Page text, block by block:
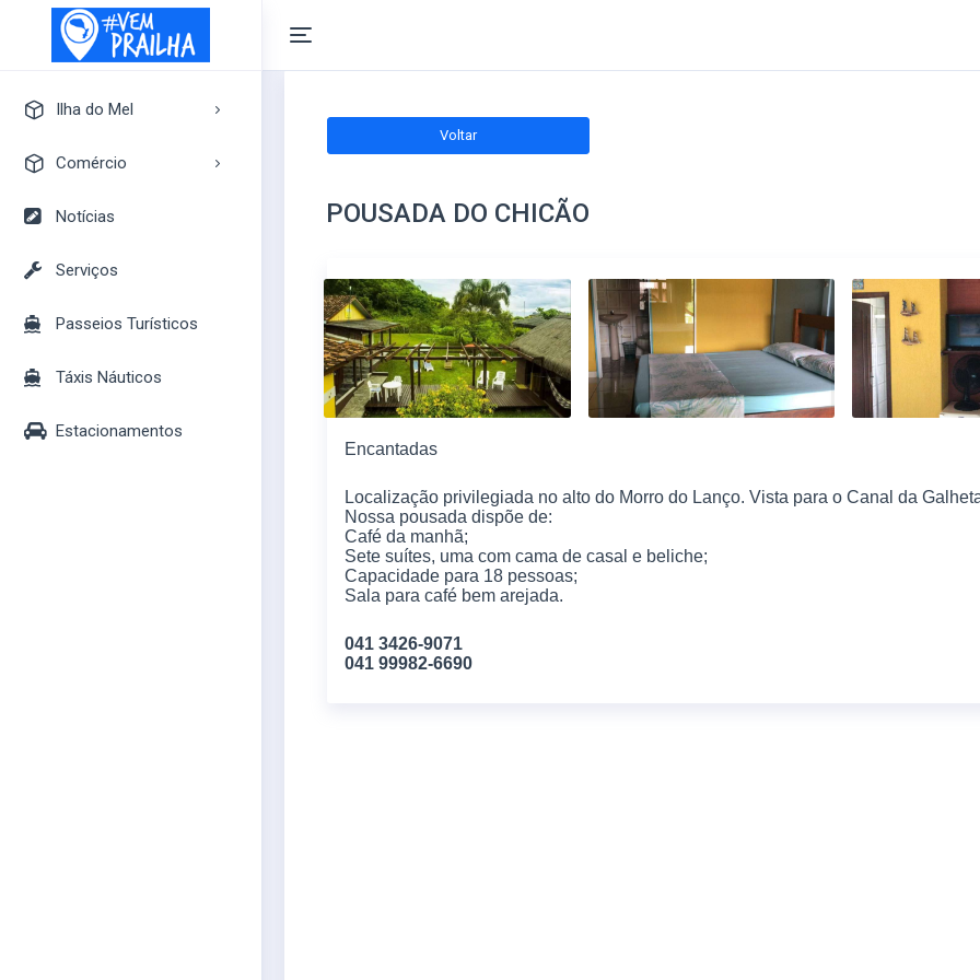
Ilha do Mel
A Ilha do Mel
Comércio
Pousadas
Casas
Mercados
Notícias
Serviços
Passeios Turísticos
Táxis Náuticos
Estacionamentos
Voltar
POUSADA DO CHICÃO
Encantadas
Localização privilegiada no alto do Morro do Lanço. Vista para o Canal da
Nossa pousada dispõe de:
Café da manhã;
Sete suítes, uma com cama de casal e beliche;
Capacidade para 18 pessoas;
Sala para café bem arejada.
041 3426-9071
041 99982-6690